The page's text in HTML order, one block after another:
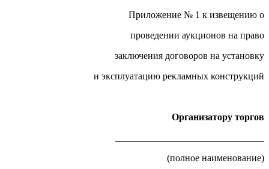
Приложение № 1 к извещению о
проведении аукционов на право
заключения договоров на установку
и эксплуатацию рекламных конструкций
Организатору торгов
(полное наименование)